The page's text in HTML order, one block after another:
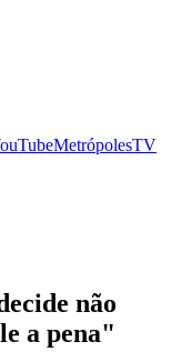
MetrópolesTV
não
a pena"